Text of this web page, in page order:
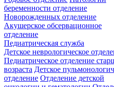
беременности отделение
Новорожденных отделение
Акушерское обсервационное
отделение
Педиатрическая служба
Детское неврологическое
Педиатрическое отделение
возраста Детское
отделение Отделение детской